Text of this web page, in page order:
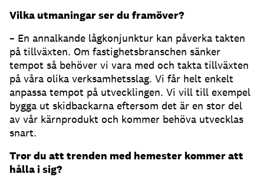
Vilka utmaningar ser du framöver?
– En annalkande lågkonjunktur kan påverka takten
på tillväxten. Om fastighetsbranschen sänker
tempot så behöver vi vara med och takta tillväxten
på våra olika verksamhetsslag. Vi får helt enkelt
anpassa tempot på utvecklingen. Vi vill till exempel
bygga ut skidbackarna eftersom det är en stor del
av vår kärnprodukt och kommer behöva utvecklas
snart.
Tror du att trenden med hemester kommer att
hålla i sig?